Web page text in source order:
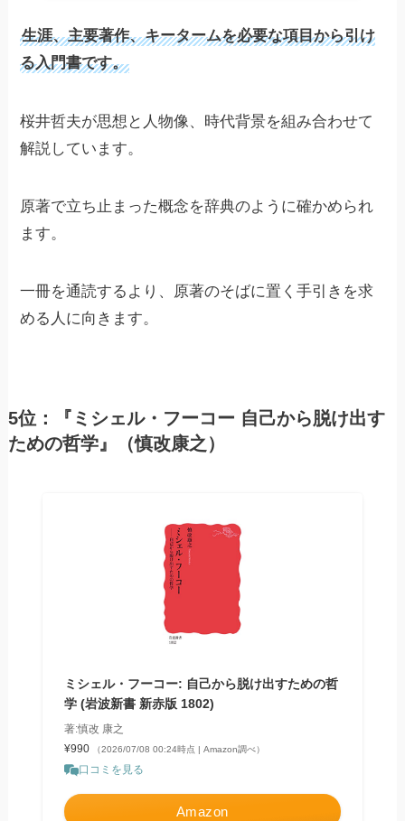
生涯、主要著作、キータームを必要な項目から引け
る入門書です。
桜井哲夫が思想と人物像、時代背景を組み合わせて
解説しています。
原著で立ち止まった概念を辞典のように確かめられ
ます。
一冊を通読するより、原著のそばに置く手引きを求
める人に向きます。
5位：『ミシェル・フーコー 自己から脱け出す
ための哲学』（慎改康之）
ミシェル・フーコー: 自己から脱け出すための哲
学 (岩波新書 新赤版 1802)
著:慎改 康之
¥990
（2026/07/08 00:24時点 | Amazon調べ）
口コミを見る
Amazon